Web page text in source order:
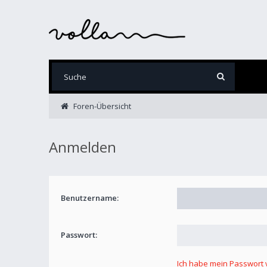
Foren-Übersicht
Anmelden
Benutzername:
Passwort:
Ich habe mein Passwort